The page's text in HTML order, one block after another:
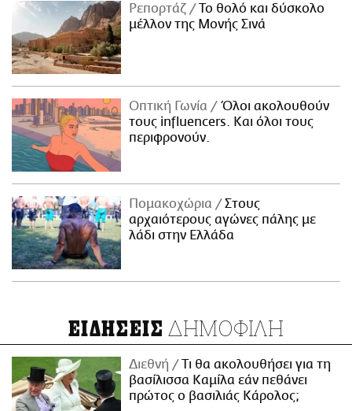
Ρεπορτάζ
Το θολό και δύσκολο
μέλλον της Μονής Σινά
Οπτική Γωνία
Όλοι ακολουθούν
τους influencers. Και όλοι τους
περιφρονούν.
Πομακοχώρια
Στους
αρχαιότερους αγώνες πάλης με
λάδι στην Ελλάδα
ΕΙΔΗΣΕΙΣ ΔΗΜΟΦΙΛΗ
Διεθνή
Τι θα ακολουθήσει για τη
βασίλισσα Καμίλα εάν πεθάνει
πρώτος ο βασιλιάς Κάρολος;